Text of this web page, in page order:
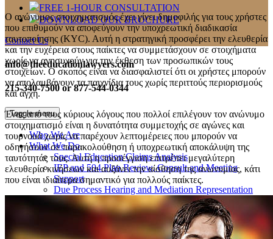
FREE 1-HOUR CONSULTATION
DOWNLOAD OUR BROCHURE
Contact Us
info@theeducationlawyers.com
215-340-7500 or 877-544-0344
Toggle menu
Who We Are
What We Do
Special Education Claims Analysis
IEP and 504 Plan Review, Consult and Meeting
Support
Due Process Hearing and Mediation Representation
Help with SAT/ACT Accommodations
Discipline, Bullying and Harassment
Protecting Higher Education Students’ Rights
Who We Serve
Ο ανώνυμος στοιχηματισμός έχει γίνει δημοφιλής για τους χρήστες
που επιθυμούν να αποφεύγουν την υποχρεωτική διαδικασία
ταυτοποίησης (KYC). Αυτή η στρατηγική προσφέρει την ελευθερία
και την ευχέρεια στους παίκτες να συμμετάσχουν σε στοιχήματα
χωρίς να ανησυχούν για την έκθεση των προσωπικών τους
στοιχείων. Ο σκοπός είναι να διασφαλιστεί ότι οι χρήστες μπορούν
να απολαμβάνουν τα παιχνίδια τους χωρίς περιττούς περιορισμούς
και άγχη.
Ένας από τους κύριους λόγους που πολλοί επιλέγουν τον ανώνυμο
στοιχηματισμό είναι η δυνατότητα συμμετοχής σε αγώνες και
τουρνουά χωρίς να παρέχουν λεπτομέρειες που μπορούν να
οδηγήσουν σε παρακολούθηση ή υποχρεωτική αποκάλυψη της
ταυτότητάς τους. Αυτή η προσέγγιση επιτρέπει μεγαλύτερη
ελευθερία κινήσεων και αυξάνει την αίσθηση της ανωνυμίας, κάτι
που είναι ιδιαίτερα σημαντικό για πολλούς παίκτες.